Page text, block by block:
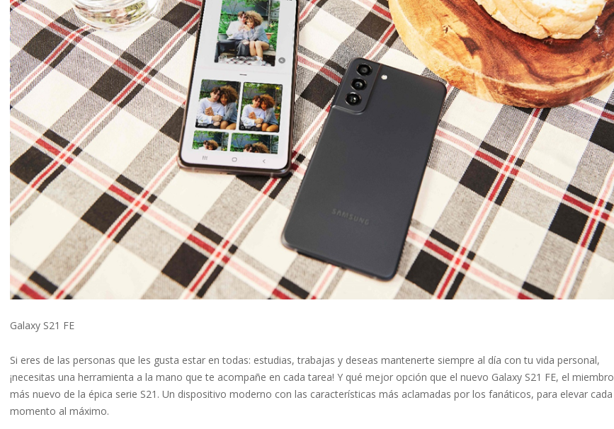
Galaxy S21 FE
Si eres de las personas que les gusta estar en todas: estudias, trabajas y deseas mantenerte siempre al día con tu vida personal,
¡necesitas una herramienta a la mano que te acompañe en cada tarea! Y qué mejor opción que el nuevo Galaxy S21 FE, el miembro
más nuevo de la épica serie S21. Un dispositivo moderno con las características más aclamadas por los fanáticos, para elevar cada
momento al máximo.